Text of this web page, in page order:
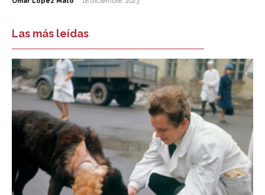
Las más leídas